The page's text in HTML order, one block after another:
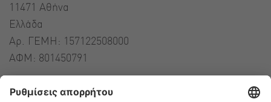
11471 Αθήνα
Ελλάδα
Αρ. ΓΕΜΗ: 157122508000
ΑΦΜ: 801450791